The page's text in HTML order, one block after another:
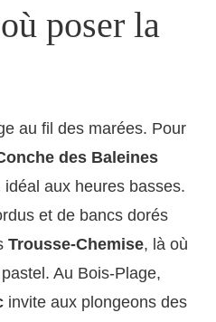
poser la
au fil des marées. Pour
des Baleines
aux heures basses.
et de bancs dorés
Trousse-Chemise, là où
Au Bois-Plage,
invite aux plongeons des